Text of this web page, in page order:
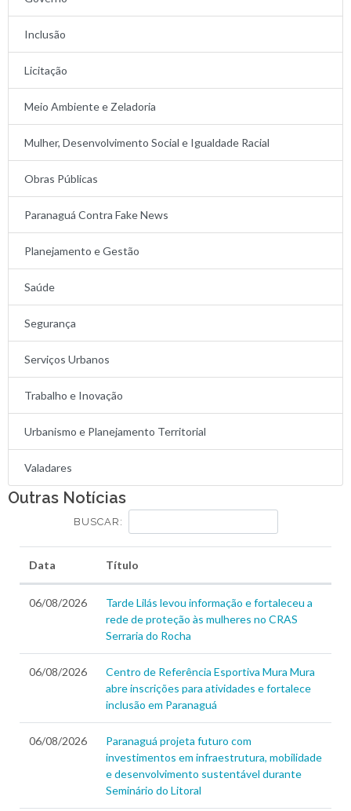
Inclusão
Licitação
Meio Ambiente e Zeladoria
Mulher, Desenvolvimento Social e Igualdade Racial
Obras Públicas
Paranaguá Contra Fake News
Planejamento e Gestão
Saúde
Segurança
Serviços Urbanos
Trabalho e Inovação
Urbanismo e Planejamento Territorial
Valadares
Outras Notícias
BUSCAR:
Data Título
06/08/2026
Tarde Lilás levou informação e fortaleceu a
rede de proteção às mulheres no CRAS
Serraria do Rocha
06/08/2026
Centro de Referência Esportiva Mura Mura
abre inscrições para atividades e fortalece
inclusão em Paranaguá
06/08/2026
Paranaguá projeta futuro com
investimentos em infraestrutura, mobilidade
e desenvolvimento sustentável durante
Seminário do Litoral